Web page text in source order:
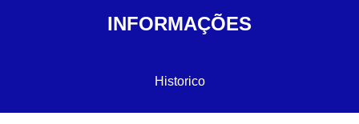
INFORMAÇÕES
Historico